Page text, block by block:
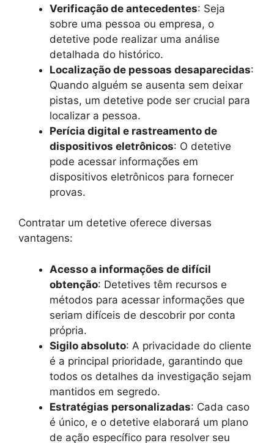
Verificação de antecedentes: Seja
sobre uma pessoa ou empresa, o
detetive pode realizar uma análise
detalhada do histórico.
Localização de pessoas desaparecidas:
Quando alguém se ausenta sem deixar
pistas, um detetive pode ser crucial para
localizar a pessoa.
Perícia digital e rastreamento de
dispositivos eletrônicos: O detetive
pode acessar informações em
dispositivos eletrônicos para fornecer
provas.
Contratar um detetive oferece diversas
vantagens:
Acesso a informações de difícil
obtenção: Detetives têm recursos e
métodos para acessar informações que
seriam difíceis de descobrir por conta
própria.
Sigilo absoluto: A privacidade do cliente
é a principal prioridade, garantindo que
todos os detalhes da investigação sejam
mantidos em segredo.
Estratégias personalizadas: Cada caso
é único, e o detetive elaborará um plano
de ação específico para resolver seu